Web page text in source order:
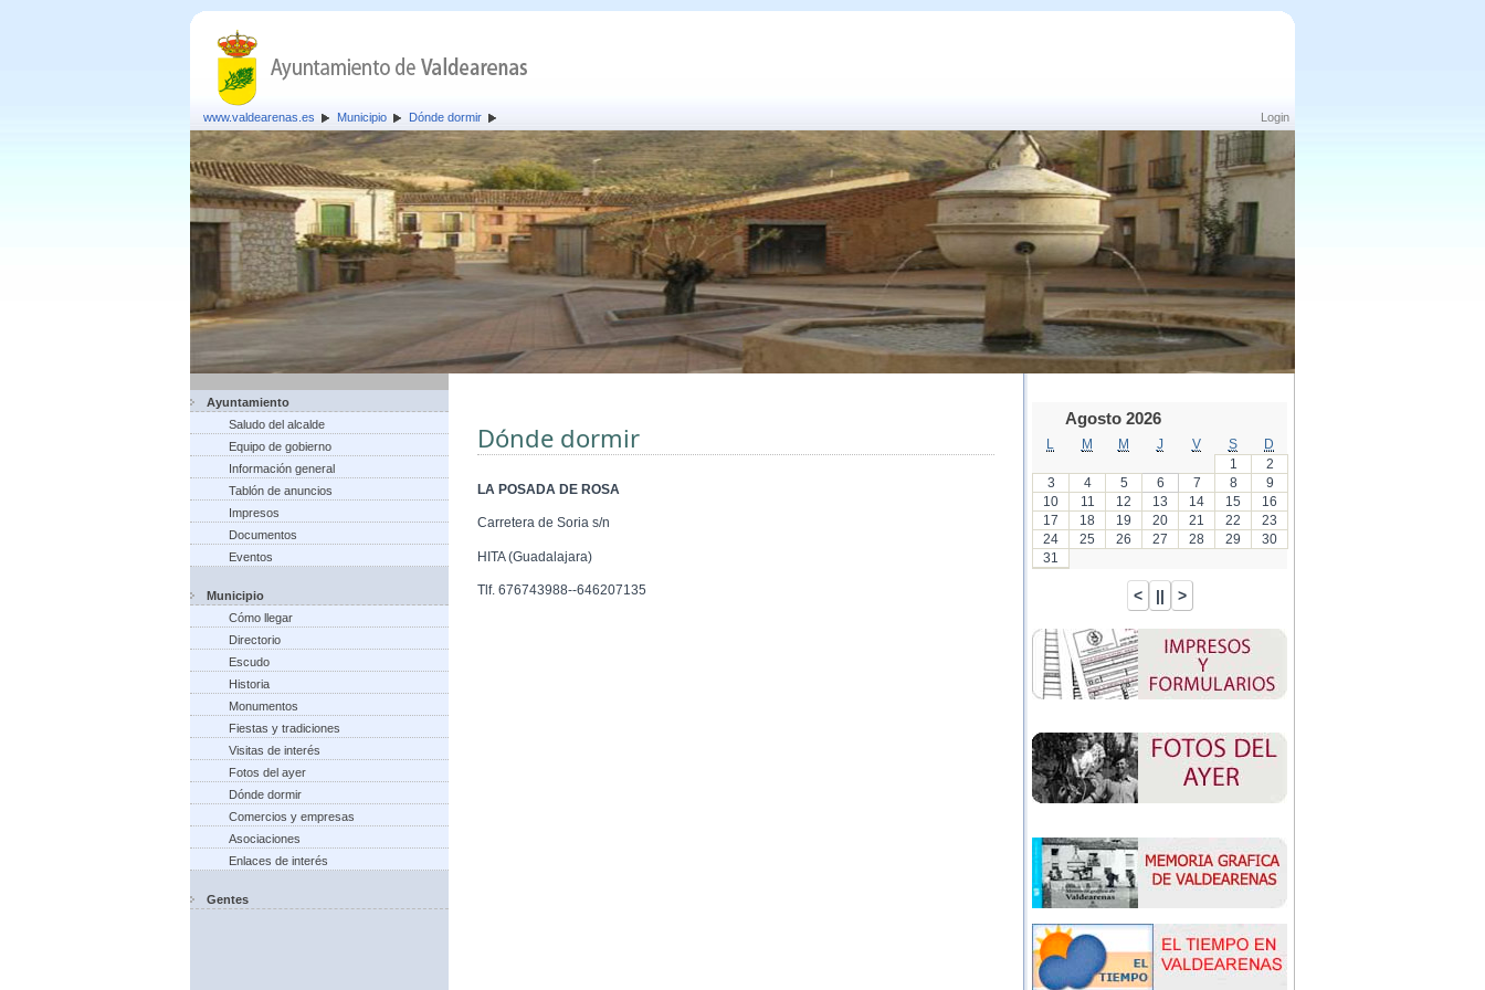
Login
www.valdearenas.es Municipio Dónde dormir
Ayuntamiento
Saludo del alcalde
Equipo de gobierno
Información general
Tablón de anuncios
Impresos
Documentos
Eventos
Municipio
Cómo llegar
Directorio
Escudo
Historia
Monumentos
Fiestas y tradiciones
Visitas de interés
Fotos del ayer
Dónde dormir
Comercios y empresas
Asociaciones
Enlaces de interés
Gentes
Dónde dormir
LA POSADA DE ROSA
Carretera de Soria s/n
HITA (Guadalajara)
Tlf. 676743988--646207135
Agosto 2026
M M J V S
D
1
2
3
4 5 6 7 8
9
10
11 12 13 14 15
16
17
18 19 20 21 22
23
24
25 26 27 28 29
30
31